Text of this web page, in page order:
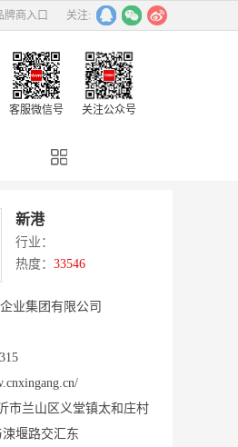
牌商入口 关注:
客服微信号 关注公众号
新港
行业：
热度： 33546
业集团有限公司
市兰山区义堂镇太和庄村
涑堰路交汇东